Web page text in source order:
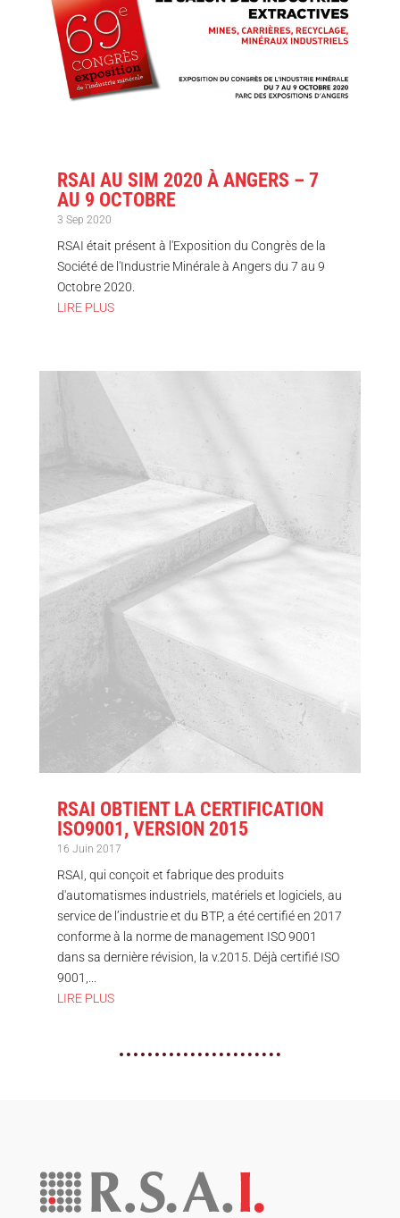
RSAI AU SIM 2020 À ANGERS – 7
AU 9 OCTOBRE
3 Sep 2020
RSAI était présent à l'Exposition du Congrès de la
Société de l'Industrie Minérale à Angers du 7 au 9
Octobre 2020.
LIRE PLUS
RSAI OBTIENT LA CERTIFICATION
ISO9001, VERSION 2015
16 Juin 2017
RSAI, qui conçoit et fabrique des produits
d'automatismes industriels, matériels et logiciels, au
service de l’industrie et du BTP, a été certifié en 2017
conforme à la norme de management ISO 9001
dans sa dernière révision, la v.2015. Déjà certifié ISO
9001,...
LIRE PLUS